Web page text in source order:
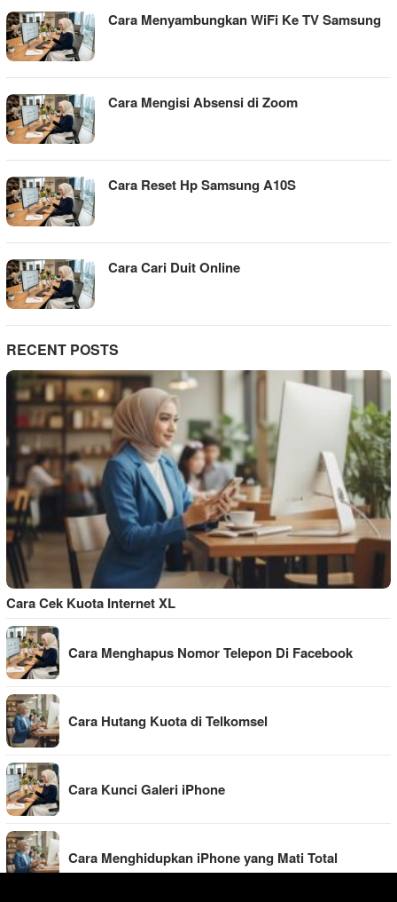
Cara Menyambungkan WiFi Ke TV Samsung
Cara Mengisi Absensi di Zoom
Cara Reset Hp Samsung A10S
Cara Cari Duit Online
RECENT POSTS
Cara Cek Kuota Internet XL
Cara Menghapus Nomor Telepon Di Facebook
Cara Hutang Kuota di Telkomsel
Cara Kunci Galeri iPhone
Cara Menghidupkan iPhone yang Mati Total